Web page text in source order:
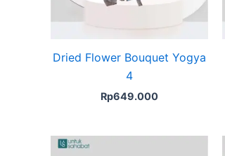
Dried Flower Bouquet Yogya
4
Rp649.000